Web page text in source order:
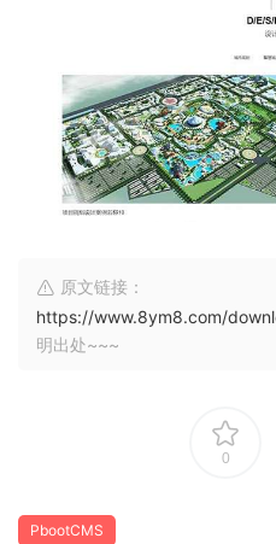
原文链接：
https://www.8ym8.com/
明出处~~~
0
PbootCMS